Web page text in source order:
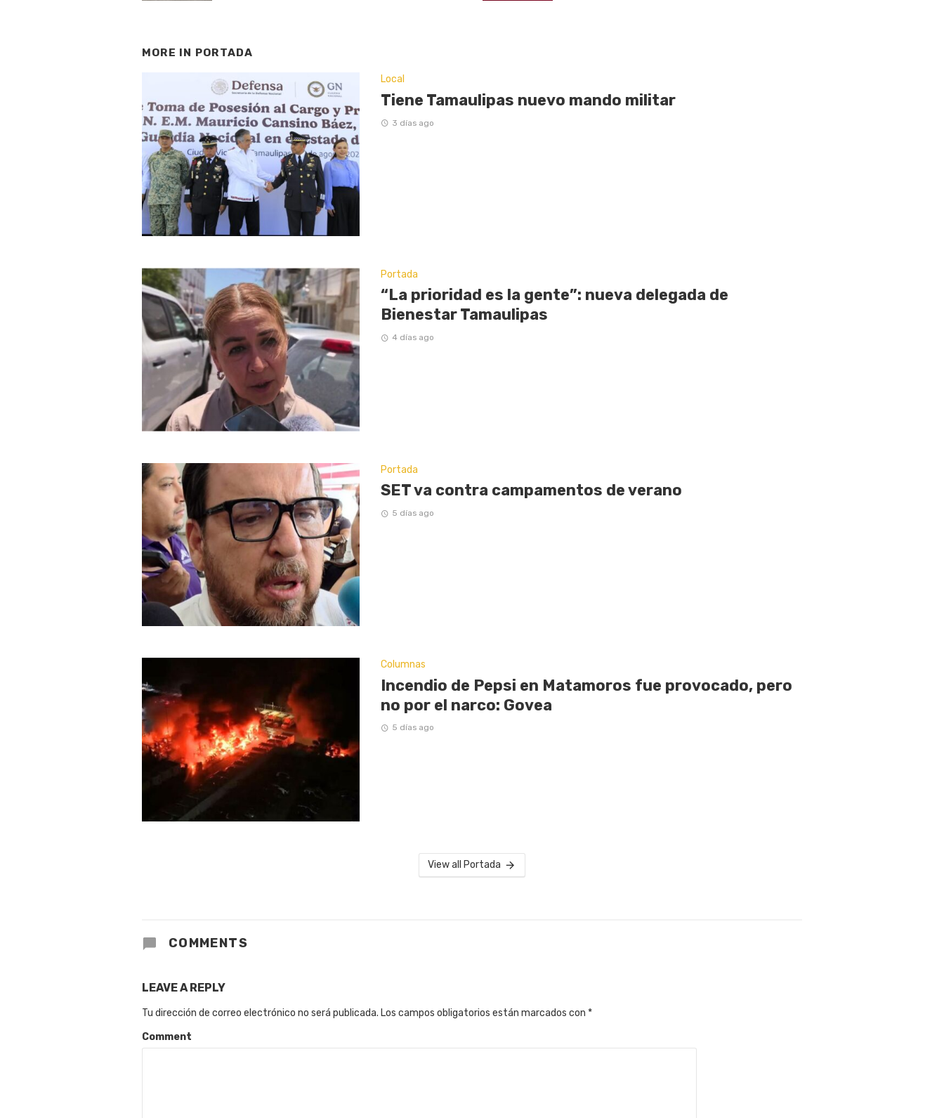
MORE IN PORTADA
Local
Tiene Tamaulipas nuevo mando militar
3 días ago
Portada
“La prioridad es la gente”: nueva delegada de
Bienestar Tamaulipas
4 días ago
Portada
SET va contra campamentos de verano
5 días ago
Columnas
Incendio de Pepsi en Matamoros fue provocado, pero
no por el narco: Govea
5 días ago
View all Portada
COMMENTS
LEAVE A REPLY
Tu dirección de correo electrónico no será publicada. Los campos obligatorios están marcados con *
Comment